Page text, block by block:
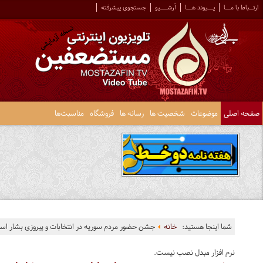
ارتــباط با مـــا پـــیوند هـــا آرشــــیو جستجوی پیشرفته
صفحه اصلی موضوعات شخصیت ها رسانه ها فروشگاه مناسبت‌ها
شما اینجا هستید: خانه جشن حضور مردم سوریه در انتخابات و پیروزی بشار
نرم افزار مبدل نصب نیست.